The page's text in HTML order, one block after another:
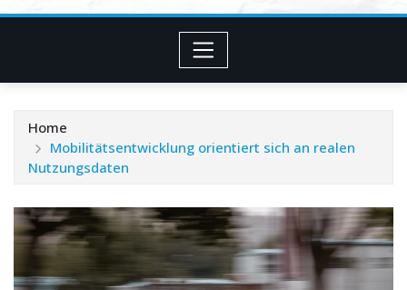
Home
Mobilitätsentwicklung orientiert sich an realen
Nutzungsdaten